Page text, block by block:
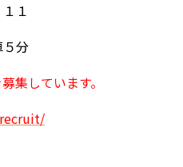
１１
分
集しています。